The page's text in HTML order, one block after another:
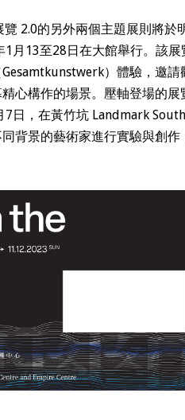
覽 2.0的另外兩個主題展則將
1月13至28日在大館舉行。該
Gesamtkunstwerk）體驗，邀
心構作的場景。壓軸登場的
7日，在黃竹坑 Landmark
背景的藝術家進行實驗與創